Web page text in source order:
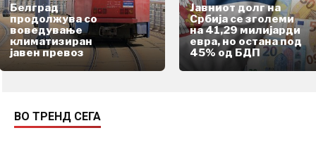
Белград
продолжува со
воведување
климатизиран
јавен превоз
Јавниот долг на
Србија се зголеми
на 41,29 милијарди
евра, но остана под
45% од БДП
ВО ТРЕНД СЕГА